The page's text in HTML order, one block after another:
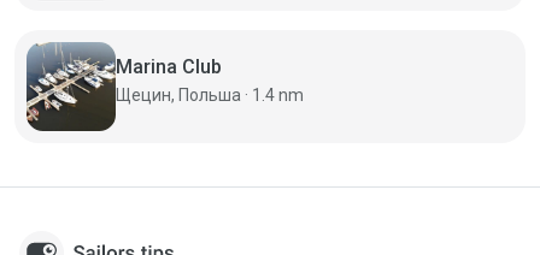
Marina Club
Щецин, Польша · 1.4 nm